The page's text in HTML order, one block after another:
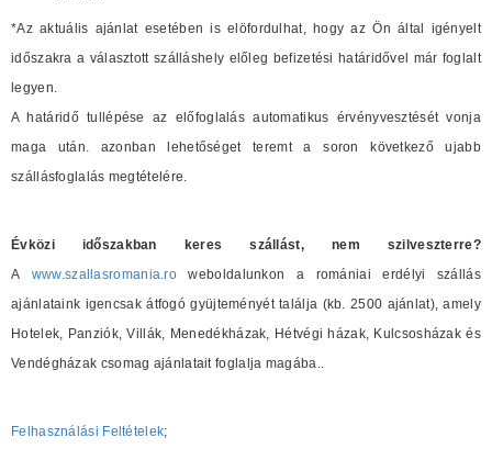
*Az aktuális ajánlat esetében is elöfordulhat, hogy az Ön által igényelt
időszakra a választott szálláshely előleg befizetési határidővel már foglalt
legyen.
A határidő tullépése az előfoglalás automatikus érvényvesztését vonja
maga után. azonban lehetőséget teremt a soron következő ujabb
szállásfoglalás megtételére.
Évközi időszakban keres szállást, nem szilveszterre?
A www.szallasromania.ro weboldalunkon a romániai erdélyi szállás
ajánlataink igencsak átfogó gyüjteményét találja (kb. 2500 ajánlat), amely
Hotelek, Panziók, Villák, Menedékházak, Hétvégi házak, Kulcsosházak és
Vendégházak csomag ajánlatait foglalja magába..
Felhasználási Feltételek;